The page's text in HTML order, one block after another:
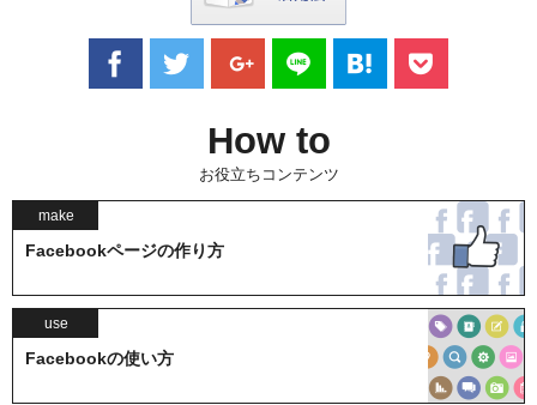
How to
お役立ちコンテンツ
make
Facebookページの作り方
use
Facebookの使い方